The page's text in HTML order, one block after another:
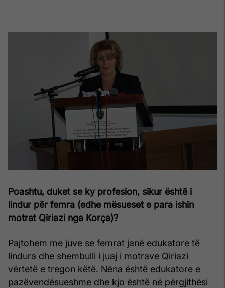
Poashtu, duket se ky profesion, sikur është i
lindur për femra (edhe mësueset e para ishin
motrat Qiriazi nga Korça)?
Pajtohem me juve se femrat janë edukatore të
lindura dhe shembulli i juaj i motrave Qiriazi
vërtetë e tregon këtë. Nëna është edukatore e
pazëvendësueshme dhe kjo është në përgjithësi